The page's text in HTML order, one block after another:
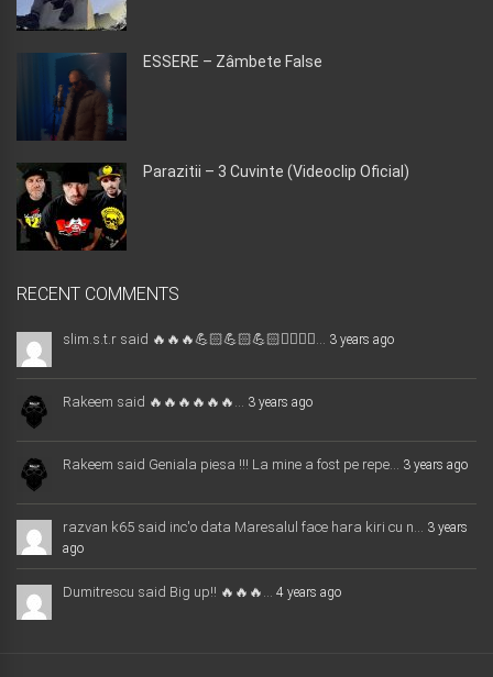
ESSERE – Zâmbete False
Parazitii – 3 Cuvinte (Videoclip Oficial)
RECENT COMMENTS
slim.s.t.r said 🔥🔥🔥💪🏻💪🏻💪🏻✊🏻✌🏻... 3 years ago
Rakeem said 🔥🔥🔥🔥🔥🔥... 3 years ago
Rakeem said Geniala piesa !!! La mine a fost pe repe... 3 years ago
razvan k65 said inc'o data Maresalul face hara kiri cu n...
3 years
ago
Dumitrescu said Big up!! 🔥🔥🔥... 4 years ago